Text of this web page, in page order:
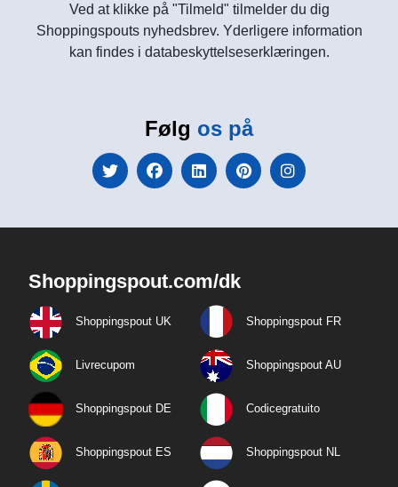
Ved at klikke på "Tilmeld" tilmelder du dig
Shoppingspouts nyhedsbrev. Yderligere information
kan findes i databeskyttelseserklæringen.
Følg os på
Shoppingspout.com/dk
Shoppingspout UK Shoppingspout FR
Livrecupom Shoppingspout AU
Shoppingspout DE Codicegratuito
Shoppingspout ES Shoppingspout NL